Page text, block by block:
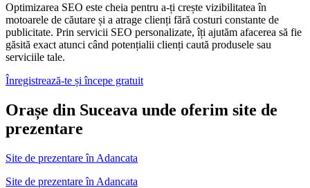
Optimizarea SEO este cheia pentru a-ți crește vizibilitatea în
motoarele de căutare și a atrage clienți fără costuri constante de
publicitate. Prin servicii SEO personalizate, îți ajutăm afacerea să fie
găsită exact atunci când potențialii clienți caută produsele sau
serviciile tale.
Înregistrează-te și începe gratuit
Orașe din Suceava unde oferim site de
prezentare
Site de prezentareîn Adancata
Site de prezentare în Adancata